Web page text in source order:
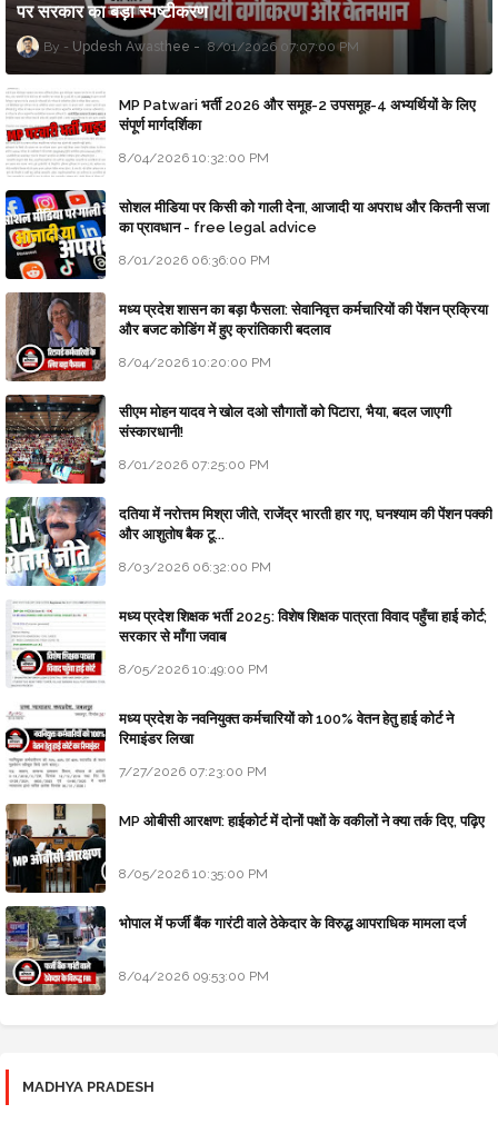
पर सरकार का बड़ा स्पष्टीकरण
Updesh Awasthee 8/01/2026 07:07:00 PM
MP Patwari भर्ती 2026 और समूह-2 उपसमूह-4 अभ्यर्थियों के लिए
संपूर्ण मार्गदर्शिका
8/04/2026 10:32:00 PM
सोशल मीडिया पर किसी को गाली देना, आजादी या अपराध और कितनी सजा
का प्रावधान - free legal advice
8/01/2026 06:36:00 PM
मध्य प्रदेश शासन का बड़ा फैसला: सेवानिवृत्त कर्मचारियों की पेंशन प्रक्रिया
और बजट कोडिंग में हुए क्रांतिकारी बदलाव
8/04/2026 10:20:00 PM
सीएम मोहन यादव ने खोल दओ सौगातों को पिटारा, भैया, बदल जाएगी
संस्कारधानी!
8/01/2026 07:25:00 PM
दतिया में नरोत्तम मिश्रा जीते, राजेंद्र भारती हार गए, घनश्याम की पेंशन पक्की
और आशुतोष बैक टू...
8/03/2026 06:32:00 PM
मध्य प्रदेश शिक्षक भर्ती 2025: विशेष शिक्षक पात्रता विवाद पहुँचा हाई कोर्ट;
सरकार से माँगा जवाब
8/05/2026 10:49:00 PM
मध्य प्रदेश के नवनियुक्त कर्मचारियों को 100% वेतन हेतु हाई कोर्ट ने
रिमाइंडर लिखा
7/27/2026 07:23:00 PM
MP ओबीसी आरक्षण: हाईकोर्ट में दोनों पक्षों के वकीलों ने क्या तर्क दिए, पढ़िए
8/05/2026 10:35:00 PM
भोपाल में फर्जी बैंक गारंटी वाले ठेकेदार के विरुद्ध आपराधिक मामला दर्ज
8/04/2026 09:53:00 PM
MADHYA PRADESH